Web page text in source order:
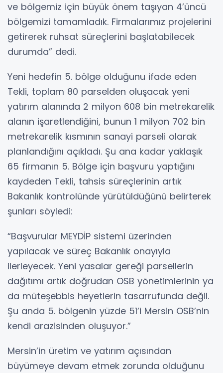
ve bölgemiz için büyük önem taşıyan 4’üncü
bölgemizi tamamladık. Firmalarımız projelerini
getirerek ruhsat süreçlerini başlatabilecek
durumda” dedi.
Yeni hedefin 5. bölge olduğunu ifade eden
Tekli, toplam 80 parselden oluşacak yeni
yatırım alanında 2 milyon 608 bin metrekarelik
alanın işaretlendiğini, bunun 1 milyon 702 bin
metrekarelik kısmının sanayi parseli olarak
planlandığını açıkladı. Şu ana kadar yaklaşık
65 firmanın 5. Bölge için başvuru yaptığını
kaydeden Tekli, tahsis süreçlerinin artık
Bakanlık kontrolünde yürütüldüğünü belirterek
şunları söyledi:
“Başvurular MEYDİP sistemi üzerinden
yapılacak ve süreç Bakanlık onayıyla
ilerleyecek. Yeni yasalar gereği parsellerin
dağıtımı artık doğrudan OSB yönetimlerinin ya
da müteşebbis heyetlerin tasarrufunda değil.
Şu anda 5. bölgenin yüzde 51’i Mersin OSB’nin
kendi arazisinden oluşuyor.”
Mersin’in üretim ve yatırım açısından
büyümeye devam etmek zorunda olduğunu